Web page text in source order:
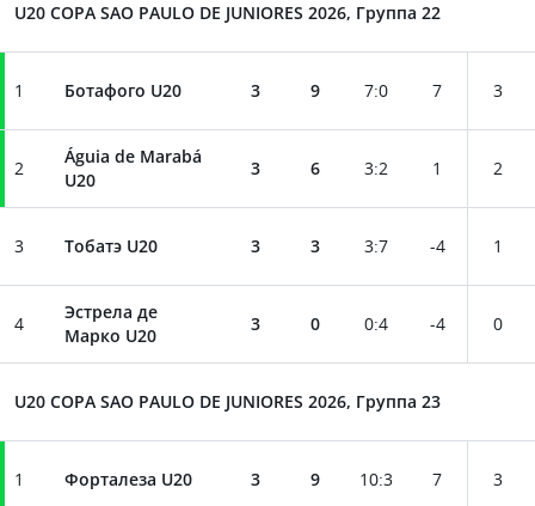
U20 COPA SAO PAULO DE JUNIORES 2026, Группа 22
1 Ботафого U20 3 9 7:0 7 3
2
Águia de Marabá
U20
3 6 3:2 1 2
3 Тобатэ U20 3 3 3:7 -4 1
4
Эстрела де
Марко U20
3 0 0:4 -4 0
U20 COPA SAO PAULO DE JUNIORES 2026, Группа 23
1 Форталеза U20 3 9 10:3 7 3